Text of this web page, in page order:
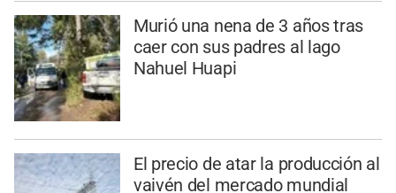
Murió una nena de 3 años tras
caer con sus padres al lago
Nahuel Huapi
El precio de atar la producción al
vaivén del mercado mundial